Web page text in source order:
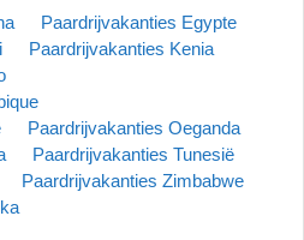
Paardrijvakanties Egypte
Paardrijvakanties Kenia
Paardrijvakanties Oeganda
Paardrijvakanties Tunesië
Paardrijvakanties Zimbabwe